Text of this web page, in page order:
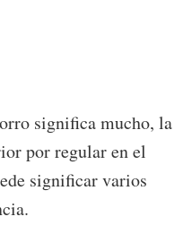
significa mucho, la
por regular en el
significar varios